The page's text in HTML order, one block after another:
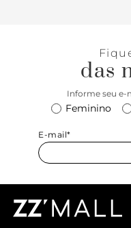
moderno e urbano.
propostas bem
incríveis da temporada!
das
Informe seu e-
Feminino
E-mail*